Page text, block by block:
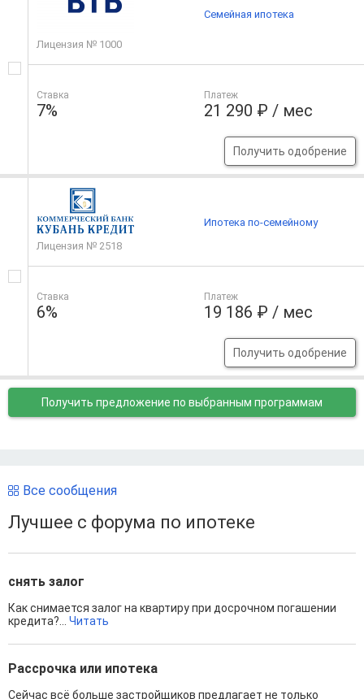
Лицензия № 1000
Ставка
7%
Платеж
21 290 ₽ / мес
Получить одобрение
Семейная ипотека
Лицензия № 2518
Ставка
6%
Платеж
19 186 ₽ / мес
Получить одобрение
Ипотека по-семейному
Получить предложение по выбранным программам
Все сообщения
Лучшее с форума по ипотеке
снять залог
Как снимается залог на квартиру при досрочном погашении
кредита?... Читать
Рассрочка или ипотека
Сейчас всё больше застройщиков предлагает не только